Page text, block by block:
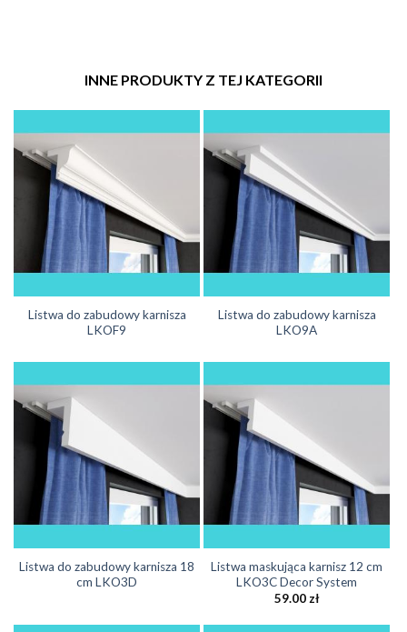
INNE PRODUKTY Z TEJ KATEGORII
Listwa do zabudowy karnisza
LKOF9
Listwa do zabudowy karnisza
LKO9A
Listwa do zabudowy karnisza 18
cm LKO3D
Listwa maskująca karnisz 12 cm
LKO3C Decor System
59.00zł